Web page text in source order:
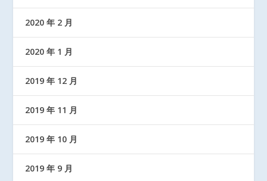
2020 年 2 月
2020 年 1 月
2019 年 12 月
2019 年 11 月
2019 年 10 月
2019 年 9 月